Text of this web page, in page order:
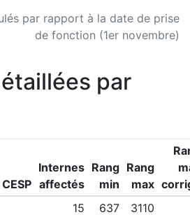
par rapport à la date de prise
de fonction (1er novembre)
par
CESP
Internes
affectés
Rang
min
Rang
max
15 637 3110